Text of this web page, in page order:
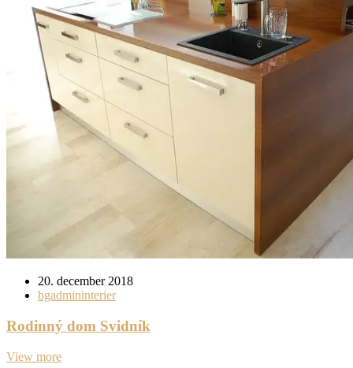
20. december 2018
bgadmininterier
Rodinný dom Svidník
View more